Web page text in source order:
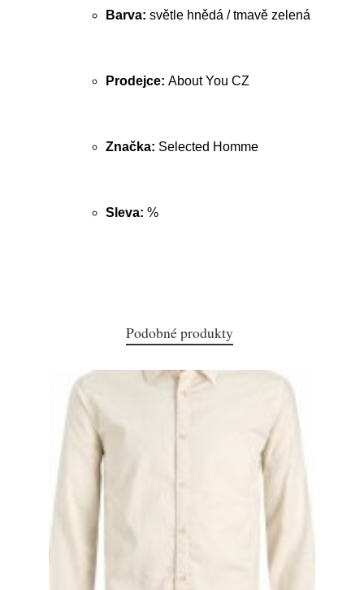
Barva: světle hnědá / tmavě zelená
Prodejce: About You CZ
Značka: Selected Homme
Sleva: %
Podobné produkty